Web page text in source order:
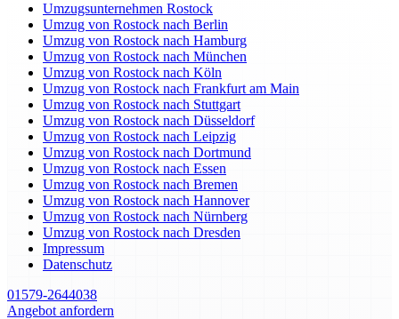
Umzugsunternehmen Rostock
Umzug von Rostock nach Berlin
Umzug von Rostock nach Hamburg
Umzug von Rostock nach München
Umzug von Rostock nach Köln
Umzug von Rostock nach Frankfurt am Main
Umzug von Rostock nach Stuttgart
Umzug von Rostock nach Düsseldorf
Umzug von Rostock nach Leipzig
Umzug von Rostock nach Dortmund
Umzug von Rostock nach Essen
Umzug von Rostock nach Bremen
Umzug von Rostock nach Hannover
Umzug von Rostock nach Nürnberg
Umzug von Rostock nach Dresden
Impressum
Datenschutz
01579-2644038
Angebot anfordern